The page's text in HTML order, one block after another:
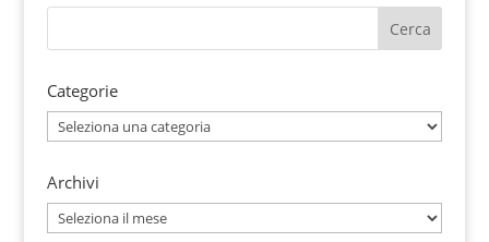
Categorie
Categorie
Archivi
Archivi